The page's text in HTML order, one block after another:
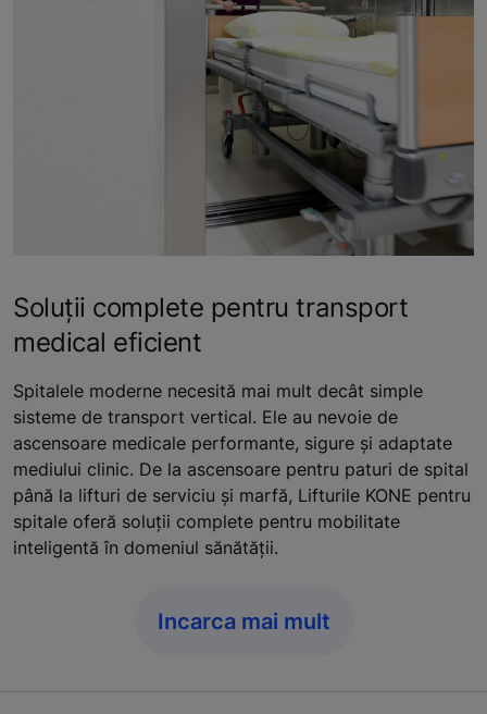
Soluții complete pentru transport
medical eficient
Spitalele moderne necesită mai mult decât simple
sisteme de transport vertical. Ele au nevoie de
ascensoare medicale performante, sigure și adaptate
mediului clinic. De la ascensoare pentru paturi de spital
până la lifturi de serviciu și marfă, Lifturile KONE pentru
spitale oferă soluții complete pentru mobilitate
inteligentă în domeniul sănătății.
Incarca mai mult